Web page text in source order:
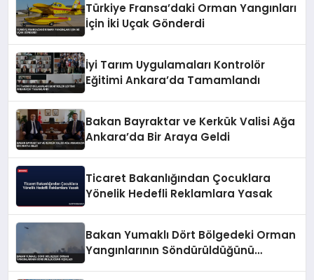
Türkiye Fransa’daki Orman Yangınları
İçin İki Uçak Gönderdi
İyi Tarım Uygulamaları Kontrolör
Eğitimi Ankara’da Tamamlandı
Bakan Bayraktar ve Kerkük Valisi Ağa
Ankara’da Bir Araya Geldi
Ticaret Bakanlığından Çocuklara
Yönelik Hedefli Reklamlara Yasak
Bakan Yumaklı Dört Bölgedeki Orman
Yangınlarının Söndürüldüğünü